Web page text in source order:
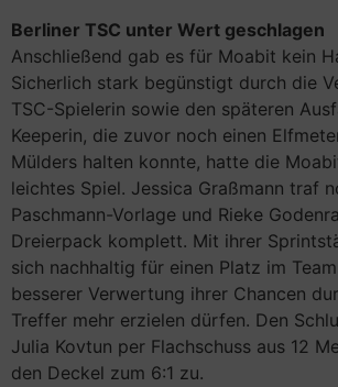
Berliner TSC unter Wert geschlagen
Anschließend gab es für Moabit kein
Sicherlich stark begünstigt durch die
TSC-Spielerin sowie den späteren
Keeperin, die zuvor noch einen
Mülders halten konnte, hatte die
leichtes Spiel. Jessica Graßmann traf
Paschmann-Vorlage und Rieke
Dreierpack komplett. Mit ihrer
sich nachhaltig für einen Platz im
besserer Verwertung ihrer Chancen
Treffer mehr erzielen dürfen. Den
Julia Kovtun per Flachschuss aus 12
den Deckel zum 6:1 zu.